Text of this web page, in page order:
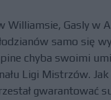
Williamsie, Gasly w
samo się
chyba swoimi
Ligi Mistrzów.
gwarantować